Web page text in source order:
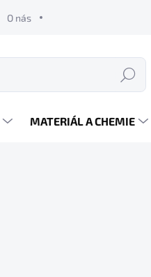
O nás
Hľadať
MATERIÁL A CHEMIE